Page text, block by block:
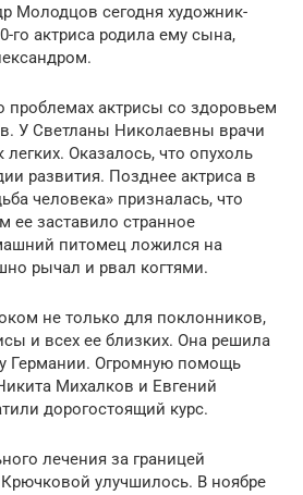
Молодцов сегодня художник-
го актриса родила ему сына,
проблемах актрисы со здоровьем
У Светланы Николаевны врачи
Оказалось, что опухоль
развития. Позднее актриса в
человека» призналась, что
ее заставило странное
питомец ложился на
рычал и рвал когтями.
не только для поклонников,
и всех ее близких. Она решила
Германии. Огромную помощь
Михалков и Евгений
дорогостоящий курс.
лечения за границей
улучшилось. В ноябре